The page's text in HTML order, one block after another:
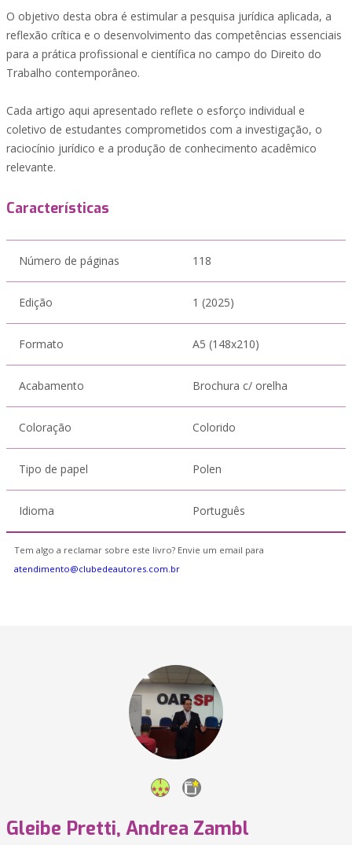
O objetivo desta obra é estimular a pesquisa jurídica aplicada, a
reflexão crítica e o desenvolvimento das competências essenciais
para a prática profissional e científica no campo do Direito do
Trabalho contemporâneo.
Cada artigo aqui apresentado reflete o esforço individual e
coletivo de estudantes comprometidos com a investigação, o
raciocínio jurídico e a produção de conhecimento acadêmico
relevante.
Características
Número de páginas 118
Edição 1 (2025)
Formato A5 (148x210)
Acabamento Brochura c/ orelha
Coloração Colorido
Tipo de papel Polen
Idioma Português
Tem algo a reclamar sobre este livro? Envie um email para
atendimento@clubedeautores.com.br
Gleibe Pretti, Andrea Zambl